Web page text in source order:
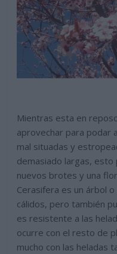
Mientras esta en
aprovechar para podar
mal situadas y
demasiado largas, esto
nuevos brotes y una
Cerasifera es un árbol
cálidos, pero también
es resistente a las
ocurre con el resto de
mucho con las heladas